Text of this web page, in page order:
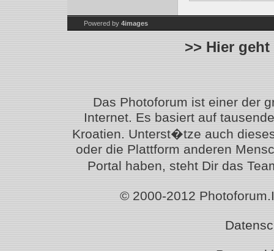
Powered by 4images
>> Hier
Das Photoforum ist einer der
Internet. Es basiert auf
Kroatien. Unterst�tze auch
oder die Plattform anderen
Portal haben, steht Dir das
© 2000-2012